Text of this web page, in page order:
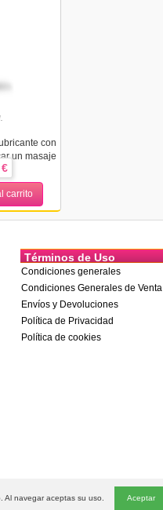
con
un masaje
carrito
Términos de Uso
Condiciones generales
Condiciones Generales de Venta
Envíos y Devoluciones
Política de Privacidad
Política de cookies
Mayoristas de artículos eróticos
Al navegar aceptas su uso.